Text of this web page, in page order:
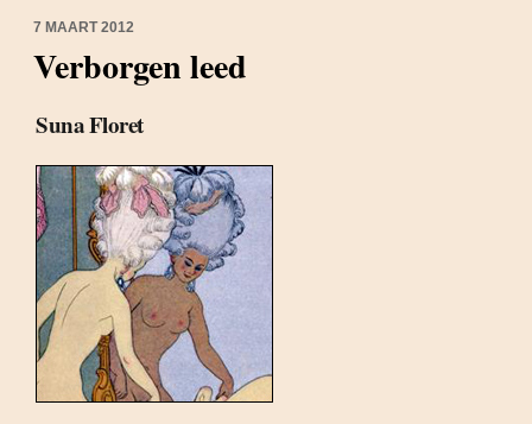
7 MAART 2012
Verborgen leed
Suna Floret